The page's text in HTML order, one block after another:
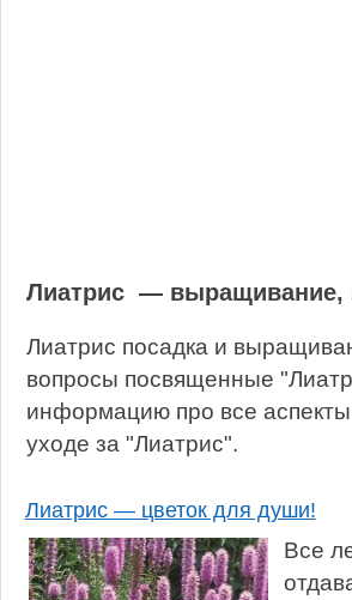
Лиатрис — выращивание,
Лиатрис посадка и
вопросы посвященные
информацию про все
уходе за "Лиатрис".
Лиатрис — цветок для души!
Все